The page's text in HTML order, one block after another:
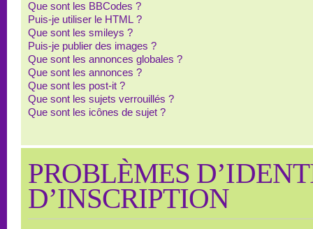
Que sont les BBCodes ?
Puis-je utiliser le HTML ?
Que sont les smileys ?
Puis-je publier des images ?
Que sont les annonces globales ?
Que sont les annonces ?
Que sont les post-it ?
Que sont les sujets verrouillés ?
Que sont les icônes de sujet ?
PROBLÈMES
D’INSCRIPTION